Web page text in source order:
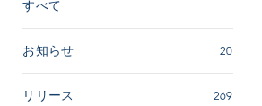
【被爆証言】「原爆の子」と
して生きた80年 広島県 早
志百…
すべて
お知らせ 20
リリース 269